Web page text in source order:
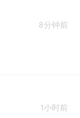
8分钟前
1小时前